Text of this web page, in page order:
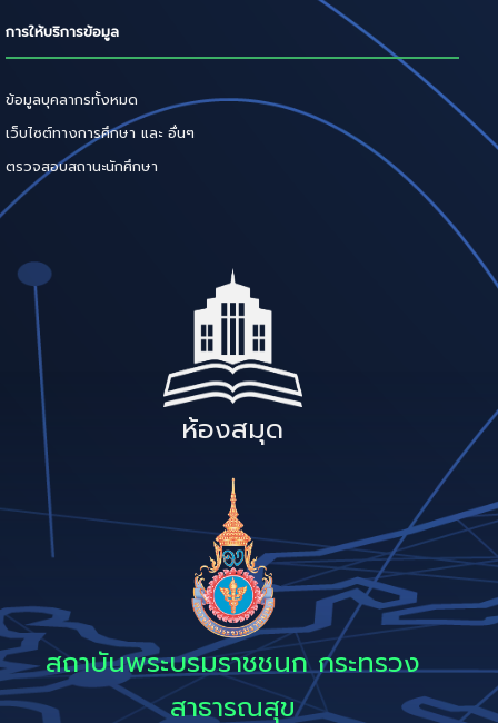
การให้บริการข้อมูล
ข้อมูลบุคลากรทั้งหมด
เว็บไซต์ทางการศึกษา และ อื่นๆ
ตรวจสอบสถานะนักศึกษา
ห้องสมุด
สถาบันพระบรมราชชนก กระทรวง
สาธารณสุข